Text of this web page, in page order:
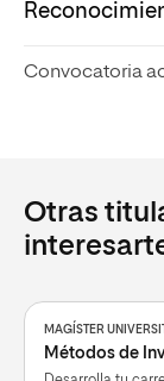
Convocatoria
Otras
MAGÍSTER
Métodos de